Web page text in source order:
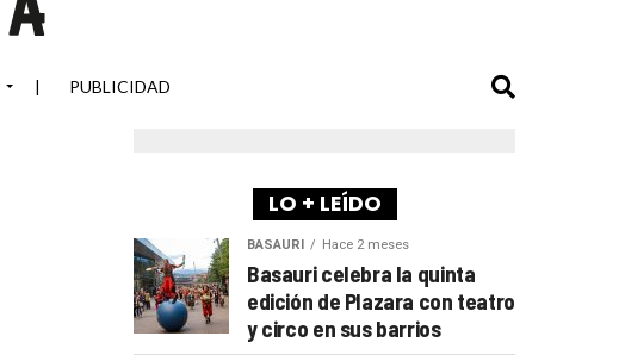
| PUBLICIDAD
LO + LEÍDO
BASAURI Hace 2 meses
Basauri celebra la quinta
edición de Plazara con teatro
y circo en sus barrios